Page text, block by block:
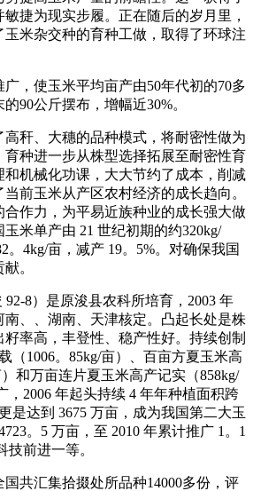
捷为现实步履。正在随后的岁月里，
米杂交种的育种工做，取得了环球注
使玉米平均亩产由50年代初的70多
90公斤摆布，增幅近30%。
秆、大穗的品种模式，将耐密性做为
育种进一步从株型选择拓展至耐密性育
机械化功课，大大节约了成本，削减
前玉米从产区农村经济的成长趋向。
作力，为平易近族种业的成长强大做
米单产由 21 世纪初期的约320kg/
。4kg/亩，减产 19。5%。对确保我国
。
8）是原浚县农科所培育，2003 年
南、、湖南、天津核定。凸起长处是株
率高，丰登性、稳产性好。持续创制
（1006。85kg/亩）、百亩方夏玉米高
和万亩连片夏玉米高产记实（858kg/
，2006 年起头持续 4 年年种植面积跨
是达到 3675 万亩，成为我国第二大玉
。5 万亩，至 2010 年累计推广 1。1
技前进一等。
共汇集拾掇处所品种14000多份，评